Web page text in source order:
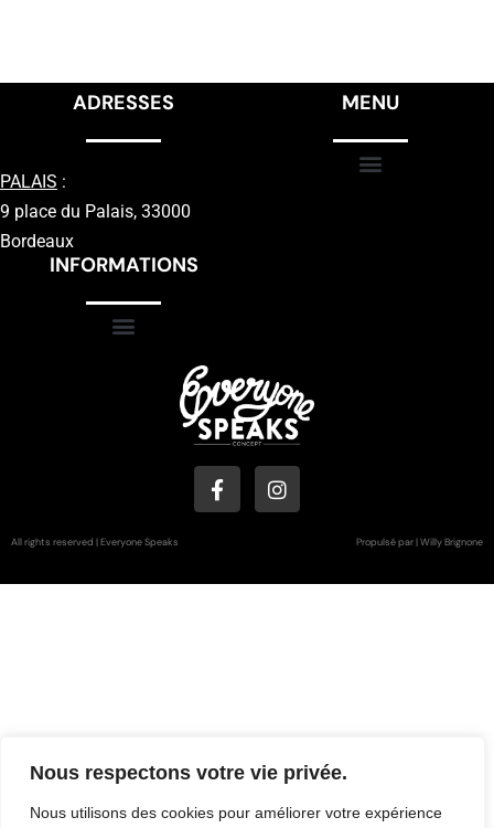
Nous respectons votre vie privée.
Nous utilisons des cookies pour améliorer votre expérience
INFORMATIONS
MENU
ADRESSES
PALAIS :
9 place du Palais, 33000
Bordeaux
All rights reserved | Everyone Speaks Propulsé par | Willy Brignone